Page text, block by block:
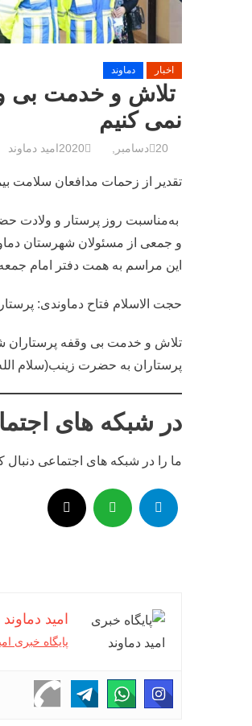
اخبار دماوند
تلاش و خدمت بی
نمی کنیم
20دسامبر, 2020 امید دماوند
تقدیر از زحمات مدافعان سلامت
به‌مناسبت روز پرستار و ولادت
و جمعی از مسئولان شهرستان
این مراسم به همت دفتر امام
حجت الاسلام فتاح دماوندی:
تلاش و خدمت بی وقفه پرستاران
پرستاران به حضرت زینب(سلام الله
در شبکه های
ما را در شبکه های اجتماعی دنبال
امید دماوند
پایگاه خبری